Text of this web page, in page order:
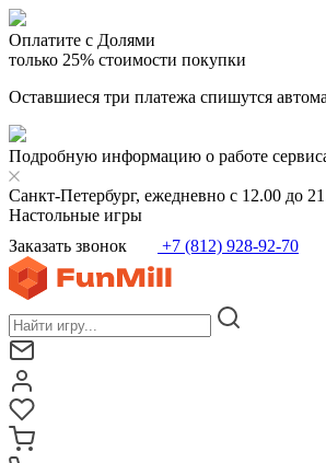
Оплатите с Долями
только 25% стоимости покупки
Оставшиеся три платежа спишутся
Подробную информацию о работе
Санкт-Петербург, ежедневно с 12.00 до
Настольные игры
Заказать звонок
+7 (812) 928-92-70